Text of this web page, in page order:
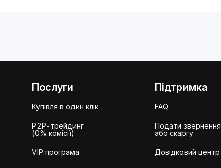
Послуги
Купівля в один клік
P2P-трейдинг
(0% комісії)
VIP програма
Підтримка
FAQ
Подати звернення
або скаргу
Довідковий центр